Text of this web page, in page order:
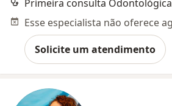
Primeira consulta Odontológica
Solicite um atendimento